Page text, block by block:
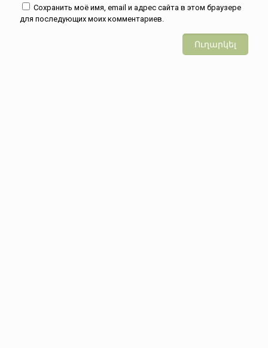
Сохранить моё имя, email и адрес сайта в этом браузере
для последующих моих комментариев.